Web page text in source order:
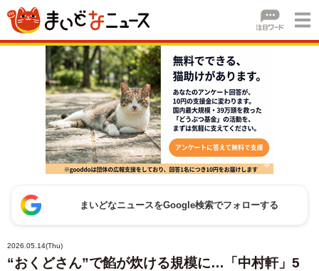
まいどなニュースをGoogle検索でフォローする
2026.05.14(Thu)
“おくどさん”で餡が炊ける規模に…「中村軒」5